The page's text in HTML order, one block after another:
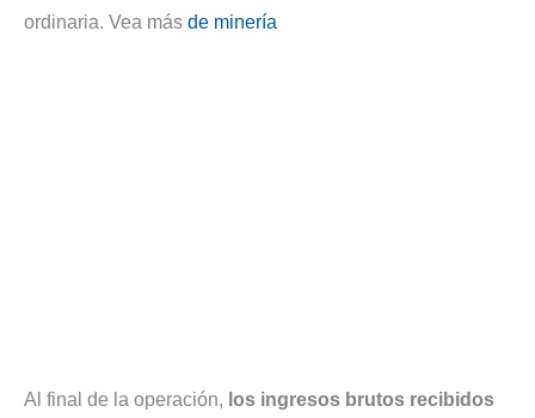
ordinaria. Vea más de minería
Al final de la operación, los ingresos brutos recibidos